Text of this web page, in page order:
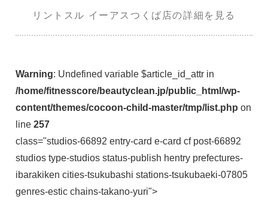
リントスル イーアスつくば店の詳細を見る
Warning: Undefined variable $article_id_attr in
/home/fitnesscore/beautyclean.jp/public_html/wp-
content/themes/cocoon-child-master/tmp/list.php on
line 257
class="studios-66892 entry-card e-card cf post-66892
studios type-studios status-publish hentry prefectures-
ibarakiken cities-tsukubashi stations-tsukubaeki-07805
genres-estic chains-takano-yuri">